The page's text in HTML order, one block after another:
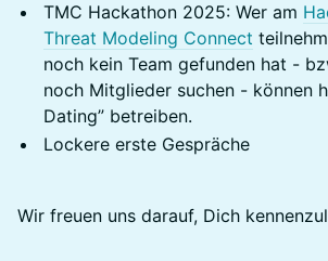
TMC Hackathon 2025: Wer am
Threat Modeling Connect
noch kein Team gefunden hat -
noch Mitglieder suchen - können
Dating” betreiben.
Lockere erste Gespräche
Wir freuen uns darauf, Dich